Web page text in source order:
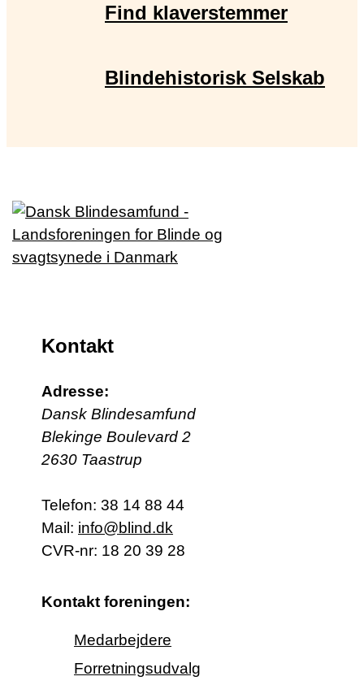
Find klaverstemmer
Blindehistorisk Selskab
Kontakt
Adresse:
Dansk Blindesamfund
Blekinge Boulevard 2
2630 Taastrup
Telefon: 38 14 88 44
Mail: info@blind.dk
CVR-nr: 18 20 39 28
Kontakt foreningen:
Medarbejdere
Forretningsudvalg